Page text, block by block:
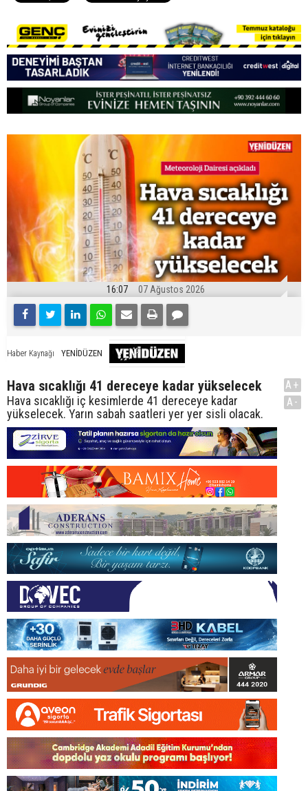
16:07 07 Ağustos 2026
Haber Kaynağı YENİDÜZEN
Hava sıcaklığı 41 dereceye kadar yükselecek
Hava sıcaklığı iç kesimlerde 41 dereceye kadar
yükselecek. Yarın sabah saatleri yer yer sisli olacak.
A+
A-